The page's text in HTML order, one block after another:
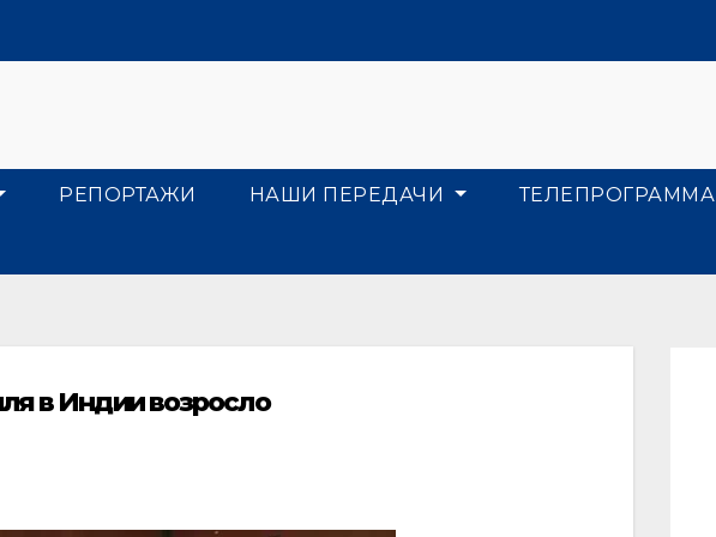
РЕПОРТАЖИ НАШИ ПЕРЕДАЧИ ТЕЛЕПРОГРАММА
в Индии возросло